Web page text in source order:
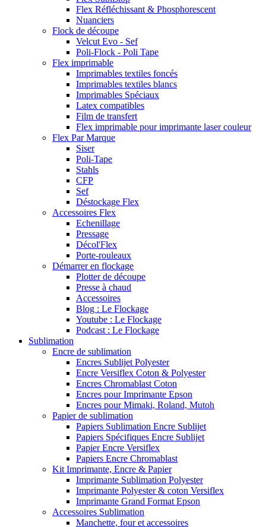
Flex Réfléchissant & Phosphorescent
Nuanciers
Flock de découpe
Velcut Evo - Sef
Poli-Flock - Poli Tape
Flex imprimable
Imprimables textiles foncés
Imprimables textiles blancs
Imprimables Spéciaux
Latex compatibles
Film de transfert
Flex imprimable pour imprimante laser couleur
Flex Par Marque
Siser
Poli-Tape
Stahls
CFP
Sef
Déstockage Flex
Accessoires Flex
Echenillage
Pressage
Décol'Flex
Porte-rouleaux
Démarrer en flockage
Plotter de découpe
Presse à chaud
Accessoires
Blog : Le Flockage
Youtube : Le Flockage
Podcast : Le Flockage
Sublimation
Encre de sublimation
Encres Sublijet Polyester
Encre Versiflex Coton & Polyester
Encres Chromablast Coton
Encres pour Imprimante Epson
Encres pour Mimaki, Roland, Mutoh
Papier de sublimation
Papiers Sublimation Encre Sublijet
Papiers Spécifiques Encre Sublijet
Papier Encre Versiflex
Papiers Encre Chromablast
Kit Imprimante, Encre & Papier
Imprimante Sublimation Polyester
Imprimante Polyester & coton Versiflex
Imprimante Grand Format Epson
Accessoires Sublimation
Manchette, four et accessoires